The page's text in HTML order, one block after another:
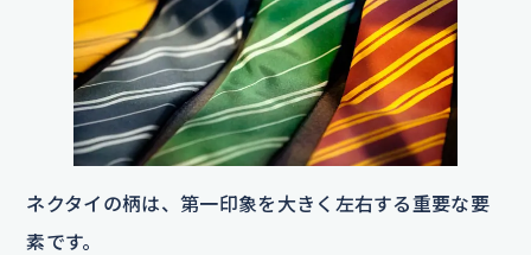
ネクタイの柄は、第一印象を大きく左右する重要な要
素です。